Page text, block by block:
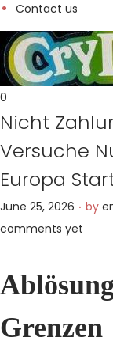
Contact us
0
Nicht
Versuche
Europa
P
o
e
d
o
June 25, 2026 . by
comments yet
Grenzen